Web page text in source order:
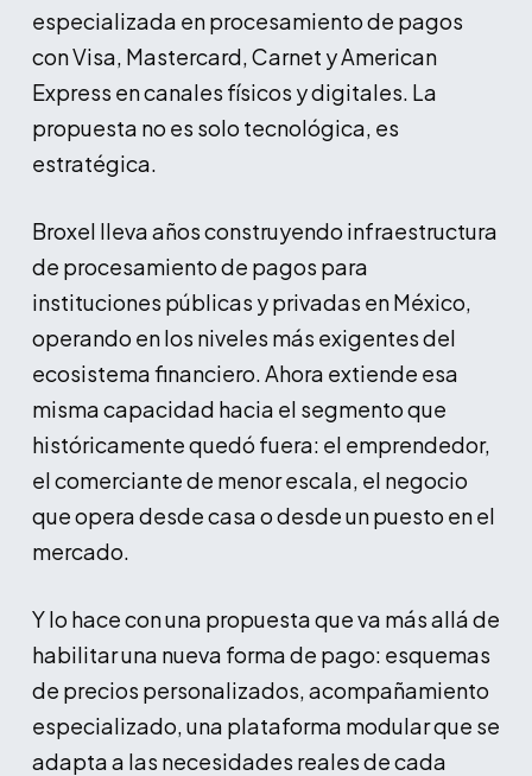
especializada en procesamiento de pagos
con Visa, Mastercard, Carnet y American
Express en canales físicos y digitales. La
propuesta no es solo tecnológica, es
estratégica.
Broxel lleva años construyendo infraestructura
de procesamiento de pagos para
instituciones públicas y privadas en México,
operando en los niveles más exigentes del
ecosistema financiero. Ahora extiende esa
misma capacidad hacia el segmento que
históricamente quedó fuera: el emprendedor,
el comerciante de menor escala, el negocio
que opera desde casa o desde un puesto en el
mercado.
Y lo hace con una propuesta que va más allá de
habilitar una nueva forma de pago: esquemas
de precios personalizados, acompañamiento
especializado, una plataforma modular que se
adapta a las necesidades reales de cada